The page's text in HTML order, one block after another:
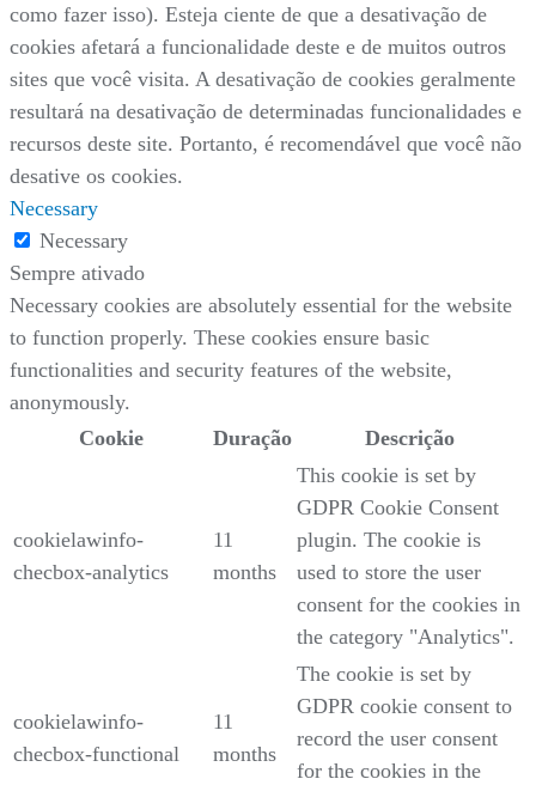
como fazer isso). Esteja ciente de que a desativação de
cookies afetará a funcionalidade deste e de muitos outros
sites que você visita. A desativação de cookies geralmente
resultará na desativação de determinadas funcionalidades e
recursos deste site. Portanto, é recomendável que você não
desative os cookies.
Necessary
Necessary
Sempre ativado
Necessary cookies are absolutely essential for the website
to function properly. These cookies ensure basic
functionalities and security features of the website,
anonymously.
Cookie
Duração Descrição
cookielawinfo-
checbox-analytics
11
months
This cookie is set by
GDPR Cookie Consent
plugin. The cookie is
used to store the user
consent for the cookies in
the category "Analytics".
cookielawinfo-
checbox-functional
11
months
The cookie is set by
GDPR cookie consent to
record the user consent
for the cookies in the